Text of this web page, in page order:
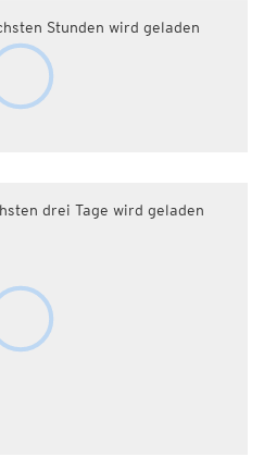
Stunden wird geladen
drei Tage wird geladen